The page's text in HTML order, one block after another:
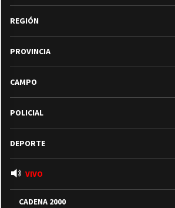
REGIÓN
PROVINCIA
CAMPO
POLICIAL
DEPORTE
VIVO
CADENA 2000